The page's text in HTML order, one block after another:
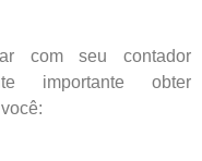
com seu contador
importante obter